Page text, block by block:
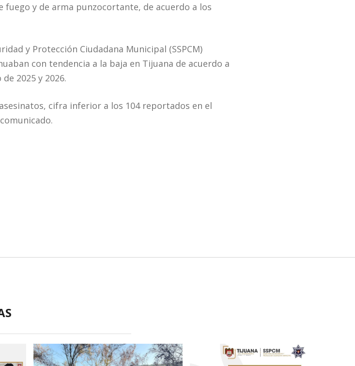
fuego y de arma punzocortante, de acuerdo a los
y Protección Ciudadana Municipal (SSPCM)
con tendencia a la baja en Tijuana de acuerdo a
2025 y 2026.
cifra inferior a los 104 reportados en el